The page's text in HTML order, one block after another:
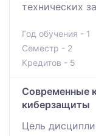
технических
Год обучения - 1
Семестр - 2
Кредитов - 5
Современные
киберзащиты
Цель